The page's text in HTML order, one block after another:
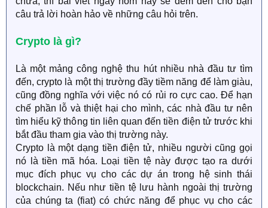
câu trả lời hoàn hảo về những câu hỏi trên.
Crypto là gì?
Là một mảng công nghệ thu hút nhiều nhà đầu tư tìm
đến, crypto là một thị trường đầy tiềm năng để làm giàu,
cũng đồng nghĩa với việc nó có rủi ro cực cao. Để hạn
chế phần lỗ và thiệt hại cho mình, các nhà đầu tư nên
tìm hiểu kỹ thông tin liên quan đến tiền điện tử trước khi
bắt đầu tham gia vào thị trường này.
Crypto là một dạng tiền điện tử, nhiều người cũng gọi
nó là tiền mã hóa. Loại tiền tệ này được tạo ra dưới
mục đích phục vụ cho các dự án trong hệ sinh thái
blockchain. Nếu như tiền tệ lưu hành ngoài thị trường
của chúng ta (fiat) có chức năng để phục vụ cho các